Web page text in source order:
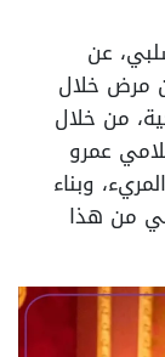
عن
مرض خلال
من خلال
عمرو
وبناء
من هذا